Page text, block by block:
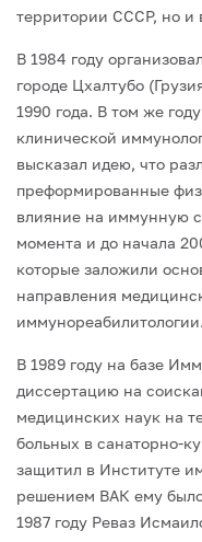
территории СССР, но и
В 1984 году
городе Цхалтубо
1990 года. В том же
клинической
высказал идею, что
преформированные
влияние на иммунную
момента и до начала
которые заложили
направления
иммунореабилитологии.
В 1989 году на базе
диссертацию на
медицинских наук на
больных в санаторно-
защитил в Институте
решением ВАК ему
1987 году Реваз